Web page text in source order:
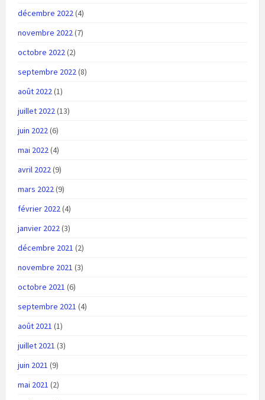
décembre 2022(4)
novembre 2022(7)
octobre 2022(2)
septembre 2022(8)
août 2022(1)
juillet 2022(13)
juin 2022(6)
mai 2022(4)
avril 2022(9)
mars 2022(9)
février 2022(4)
janvier 2022(3)
décembre 2021 (2)
novembre 2021 (3)
octobre 2021 (6)
septembre 2021 (4)
août 2021 (1)
juillet 2021 (3)
juin 2021 (9)
mai 2021 (2)